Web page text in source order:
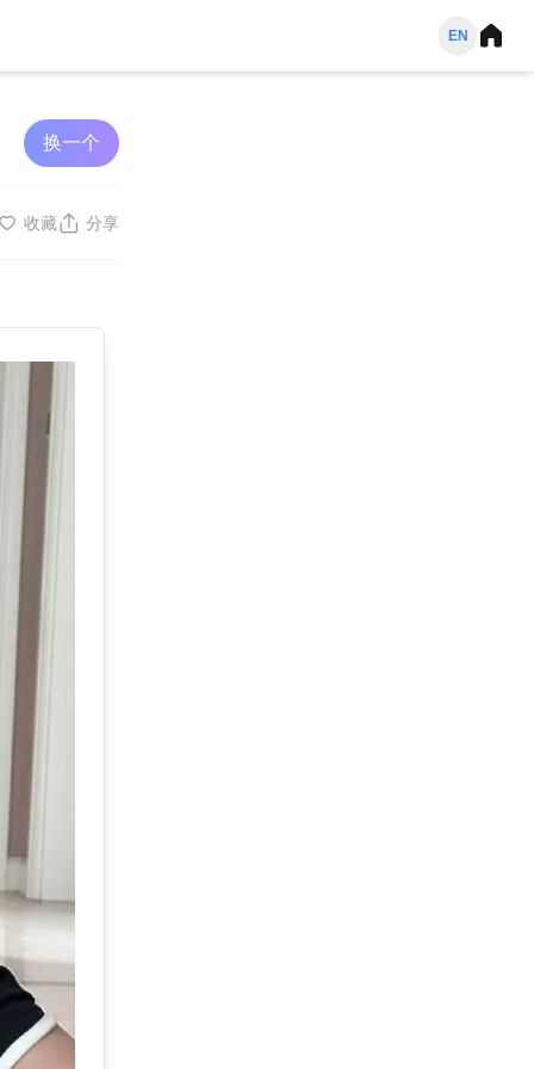
EN
换一个
收藏 分享